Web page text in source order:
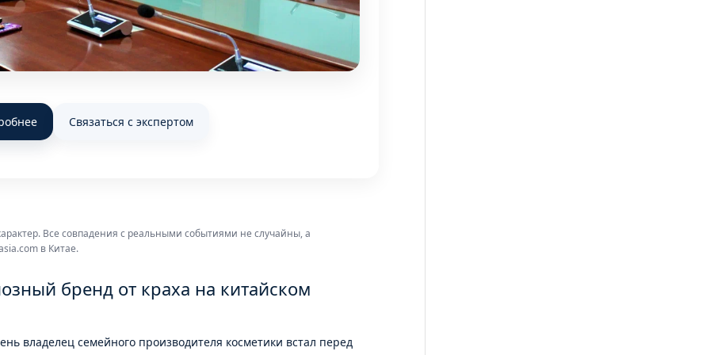
Связаться с экспертом
Все совпадения с реальными событиями не случайны, а
в Китае.
бренд от краха на китайском
владелец семейного производителя косметики встал перед